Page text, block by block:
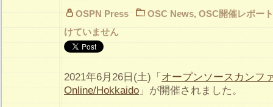
OSPN Press OSC News, OSC開催レポート
けていません
2021年6月26日(土)「 オープンソースカンフ
Online/Hokkaido 」が開催されました。